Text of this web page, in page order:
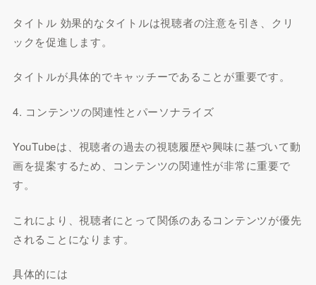
タイトル 効果的なタイトルは視聴者の注意を引き、クリ
ックを促進します。
タイトルが具体的でキャッチーであることが重要です。
4. コンテンツの関連性とパーソナライズ
YouTubeは、視聴者の過去の視聴履歴や興味に基づいて動
画を提案するため、コンテンツの関連性が非常に重要で
す。
これにより、視聴者にとって関係のあるコンテンツが優先
されることになります。
具体的には